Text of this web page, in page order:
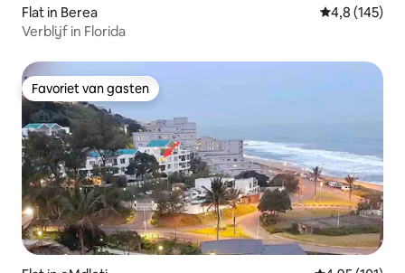
Flat in Berea Gemiddelde
4,8 (145)
Verblijf in Florida
Favoriet van gasten
Favoriet van gasten